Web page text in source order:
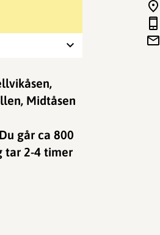
Midtåsen
går ca 800
tar 2-4 timer